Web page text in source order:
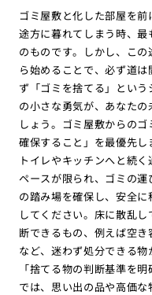
ゴミ屋敷と化した部屋を
途方に暮れてしまう時、
のものです。しかし、こ
ら始めることで、必ず道
ず「ゴミを捨てる」とい
の小さな勇気が、あなた
しょう。ゴミ屋敷からの
確保すること」を最優先
トイレやキッチンへと続
ペースが限られ、ゴミの
の踏み場を確保し、安全
してください。床に散乱
断できるもの、例えば空
など、迷わず処分できる物
「捨てる物の判断基準を
では、思い出の品や高価